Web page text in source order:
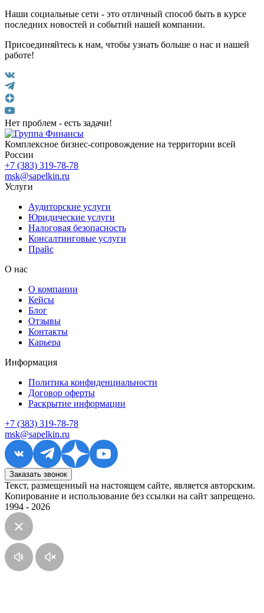
Наши социальные сети - это отличный способ быть в курсе
последних новостей и событий нашей компании.
Присоединяйтесь к нам, чтобы узнать больше о нас и нашей
работе!
Нет проблем - есть задачи!
Комплексное бизнес-сопровождение на территории всей
России
+7 (383) 319-78-78
msk@sapelkin.ru
Услуги
Аудиторские услуги
Юридические услуги
Налоговая безопасность
Консалтинговые услуги
Прайс
О нас
О компании
Кейсы
Блог
Отзывы
Контакты
Карьера
Информация
Политика конфиденциальности
Договор оферты
Раскрытие информации
+7 (383) 319-78-78
msk@sapelkin.ru
Заказать звонок
Текст, размещенный на настоящем сайте, является авторским.
Копирование и использование без ссылки на сайт запрещено.
1994 - 2026